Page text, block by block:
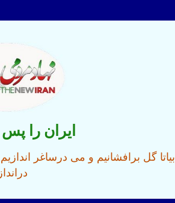
ایران را
بیاتا گل برافشانیم و می درساغر